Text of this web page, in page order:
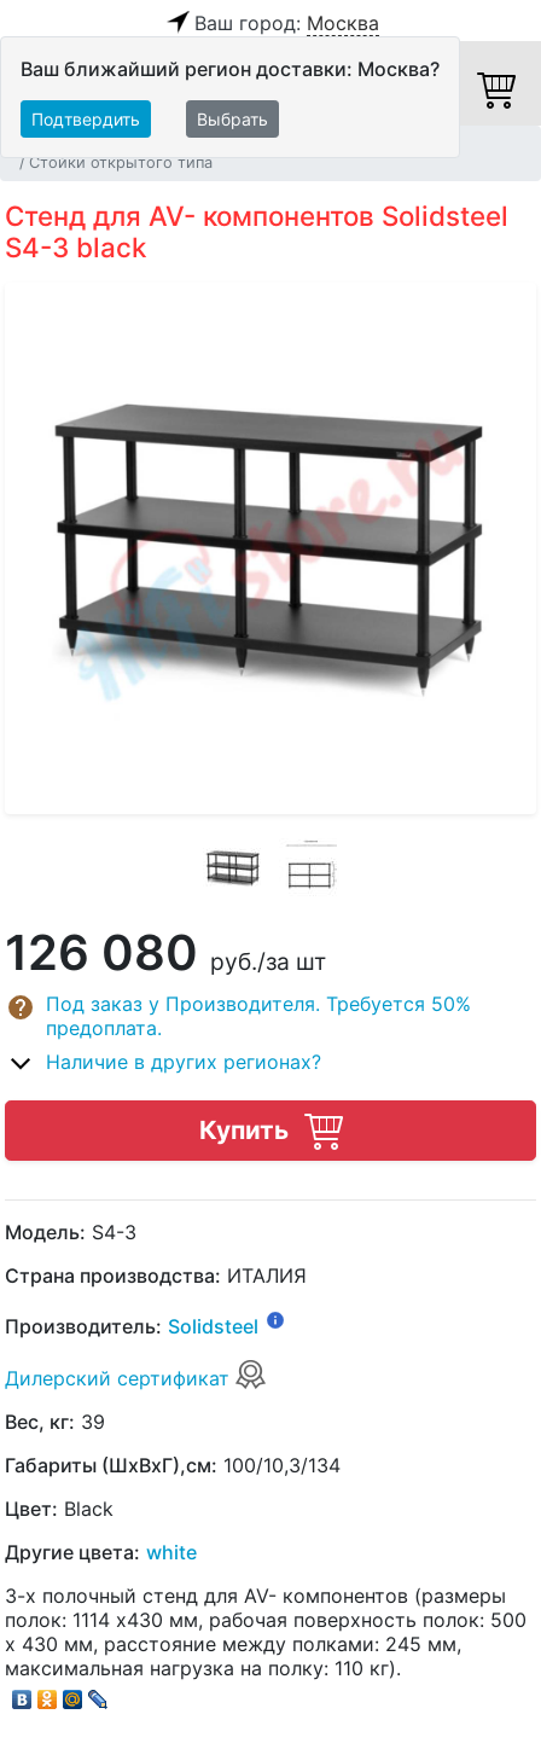
Ваш город: Москва
Ваш ближайший регион доставки: Москва?
Подтвердить Выбрать
Стойки открытого типа
Стенд для AV- компонентов Solidsteel
S4-3 black
126 080 руб./за шт
Под заказ у Производителя. Требуется 50%
предоплата.
Наличие в других регионах?
Купить
Модель: S4-3
Страна производства: ИТАЛИЯ
Производитель: Solidsteel
Дилерский сертификат
Вес, кг: 39
Габариты (ШхВхГ),см: 100/10,3/134
Цвет: Black
Другие цвета: white
3-х полочный стенд для AV- компонентов (размеры
полок: 1114 х430 мм, рабочая поверхность полок: 500
х 430 мм, расстояние между полками: 245 мм,
максимальная нагрузка на полку: 110 кг).